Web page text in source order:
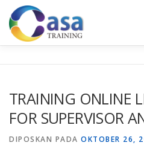
Lompat
konten
KONTAK KAMI
TRAINING ONLINE
FOR SUPERVISOR
DIPOSKAN PADA OKTOBER 26,